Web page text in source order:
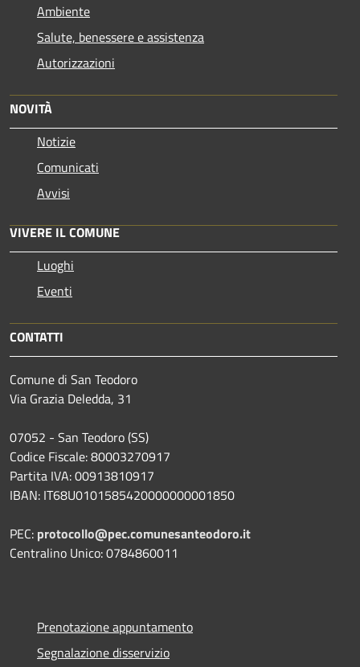
Ambiente
Salute, benessere e assistenza
Autorizzazioni
NOVITÀ
Notizie
Comunicati
Avvisi
VIVERE IL COMUNE
Luoghi
Eventi
CONTATTI
Comune di San Teodoro
Via Grazia Deledda, 31
07052 - San Teodoro (SS)
Codice Fiscale: 80003270917
Partita IVA: 00913810917
IBAN: IT68U0101585420000000001850
PEC: protocollo@pec.comunesanteodoro.it
Centralino Unico: 0784860011
Prenotazione appuntamento
Segnalazione disservizio